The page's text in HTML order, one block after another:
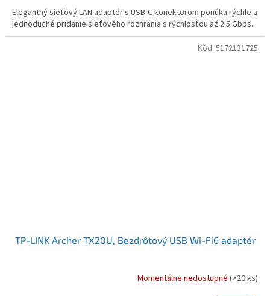
Elegantný sieťový LAN adaptér s USB-C konektorom ponúka rýchle a
jednoduché pridanie sieťového rozhrania s rýchlosťou až 2.5 Gbps.
TP-LINK Archer TX20U, Bezdrôtový USB Wi-Fi6 adaptér
Momentálne nedostupné (>20 ks)
Kód: 5172131725